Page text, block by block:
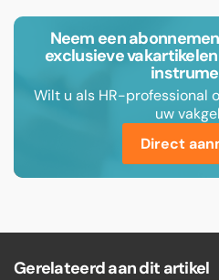
Neem een
exclusieve
Wilt u als HR-professional
uw
Direct
Gerelateerd aan dit artikel